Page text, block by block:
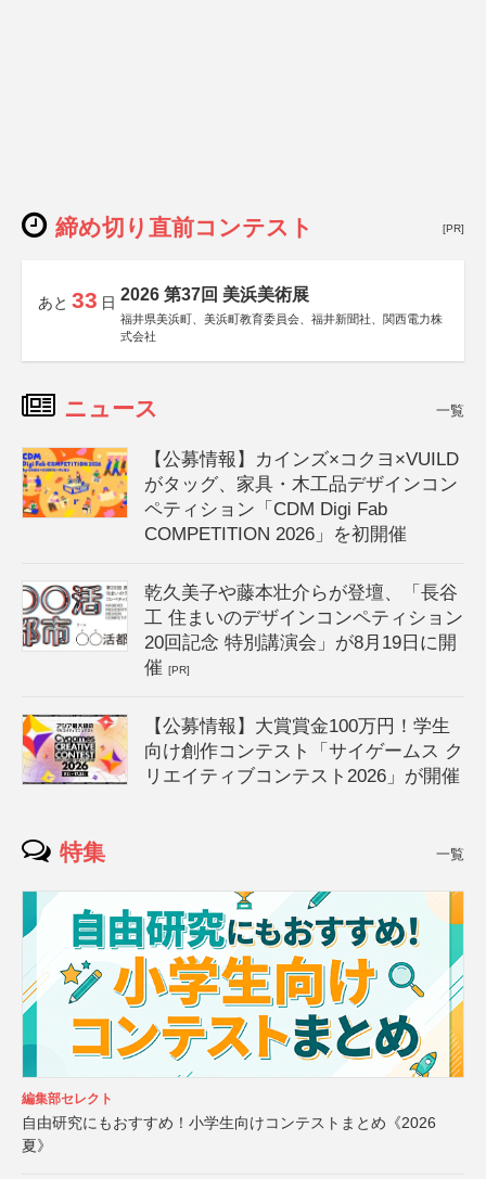
締め切り直前コンテスト [PR]
あと 33 日 2026 第37回 美浜美術展
福井県美浜町、美浜町教育委員会、福井新聞社、関西電力株
式会社
ニュース 一覧
【公募情報】カインズ×コクヨ×VUILD
がタッグ、家具・木工品デザインコン
ペティション「CDM Digi Fab
COMPETITION 2026」を初開催
乾久美子や藤本壮介らが登壇、「長谷
工 住まいのデザインコンペティション
20回記念 特別講演会」が8月19日に開
催[PR]
【公募情報】大賞賞金100万円！学生
向け創作コンテスト「サイゲームス ク
リエイティブコンテスト2026」が開催
特集 一覧
編集部セレクト
自由研究にもおすすめ！小学生向けコンテストまとめ《2026
夏》